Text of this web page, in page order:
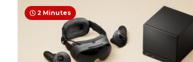
2 Minutes